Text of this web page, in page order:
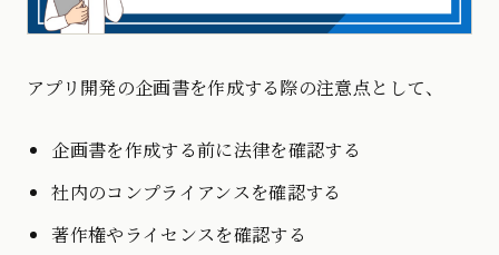
アプリ開発の企画書を作成する際の注意点として、
企画書を作成する前に法律を確認する
社内のコンプライアンスを確認する
著作権やライセンスを確認する